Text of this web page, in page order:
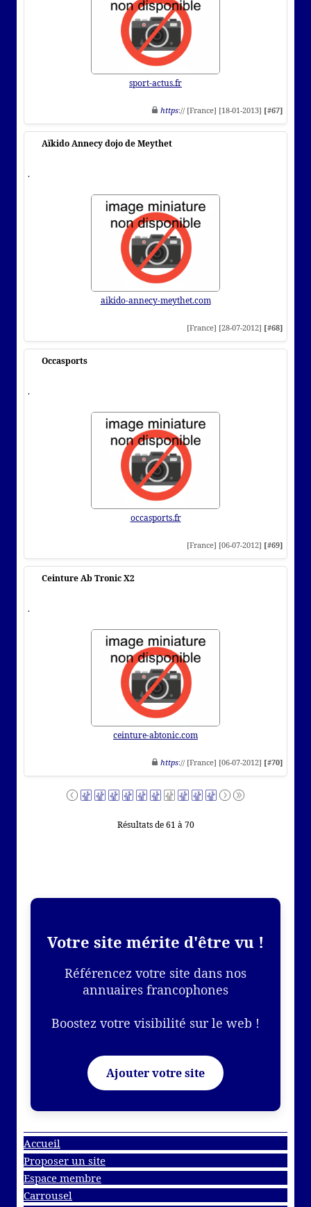
sport-actus.fr
https:// [France] [18-01-2013] [#67]
Aïkido Annecy dojo de Meythet
.
aikido-annecy-meythet.com
[France] [28-07-2012] [#68]
Occasports
.
occasports.fr
[France] [06-07-2012] [#69]
Ceinture Ab Tronic X2
.
ceinture-abtonic.com
https:// [France] [06-07-2012] [#70]
Résultats de 61 à 70
Votre site mérite d'être vu !
Référencez votre site dans nos
annuaires francophones
Boostez votre visibilité sur le web !
Ajouter votre site
Accueil
Proposer un site
Espace membre
Carrousel